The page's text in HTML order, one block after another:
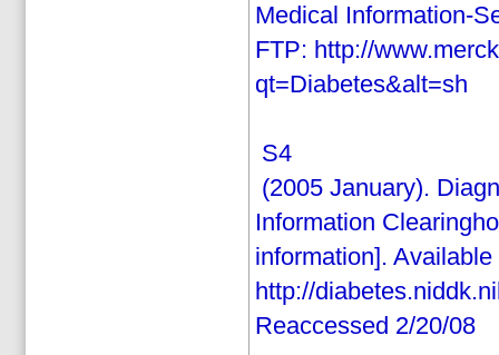
Medical Information-
FTP: http://
qt=Diabetes&alt=sh
S4
(2005 January).
Information
information]. Available
http://
Reaccessed 2/20/08